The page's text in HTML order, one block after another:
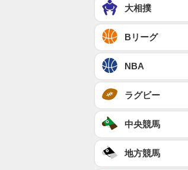
大相撲
Bリーグ
NBA
ラグビー
中央競馬
地方競馬